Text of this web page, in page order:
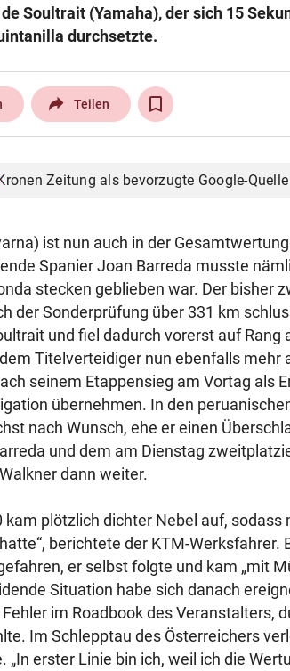
Soultrait (Yamaha), der sich 15
durchsetzte.
Teilen
Zeitung als bevorzugte Google-
ist nun auch in der
Spanier Joan Barreda musste
stecken geblieben war. Der bisher
der Sonderprüfung über 331 km
und fiel dadurch vorerst auf Rang
Titelverteidiger nun ebenfalls mehr
seinem Etappensieg am Vortag als
übernehmen. In den
nach Wunsch, ehe er einen
und dem am Dienstag
dann weiter.
kam plötzlich dichter Nebel auf, sodass
berichtete der KTM-Werksfahrer.
er selbst folgte und kam „mit
Situation habe sich danach
im Roadbook des Veranstalters,
Im Schlepptau des Österreichers
„In erster Linie bin ich, weil ich die